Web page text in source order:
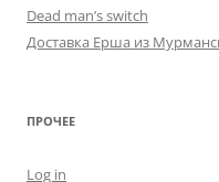
Dead man’s switch
Доставка Ерша из
ПРОЧЕЕ
Log in